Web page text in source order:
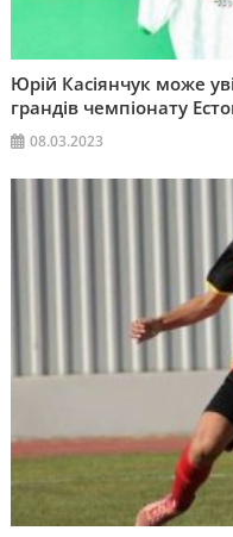
Юрій Касіянчук може
грандів чемпіонату
08.03.2023